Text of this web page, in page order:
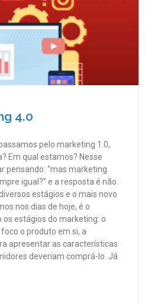
4.0
pelo marketing 1.0,
Em qual estamos? Nesse
pensando: “mas marketing
igual?” e a resposta é não.
estágios e o mais novo
nos dias de hoje, é o
estágios do marketing: o
o produto em si, a
apresentar as características
deveriam comprá-lo. Já